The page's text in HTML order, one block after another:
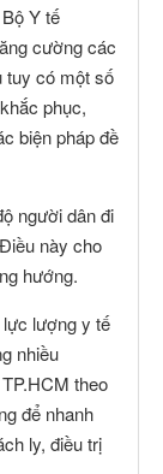
Y tế
cường các
tuy có một số
phục,
biện pháp đề
người dân đi
này cho
hướng.
lượng y tế
nhiều
theo
để nhanh
ly, điều trị